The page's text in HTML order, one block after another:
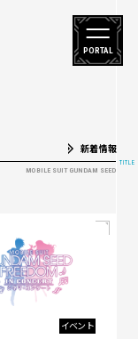
PORTAL
新着情報
イベント